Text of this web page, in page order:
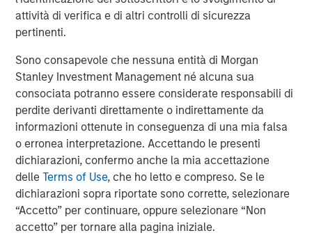
attività di verifica e di altri controlli di sicurezza
pertinenti.
Sono consapevole che nessuna entità di Morgan
Stanley Investment Management né alcuna sua
consociata potranno essere considerate responsabili di
perdite derivanti direttamente o indirettamente da
informazioni ottenute in conseguenza di una mia falsa
o erronea interpretazione. Accettando le presenti
dichiarazioni, confermo anche la mia accettazione
delleTerms of Use, che ho letto e compreso. Se le
dichiarazioni sopra riportate sono corrette, selezionare
“Accetto” per continuare, oppure selezionare “Non
accetto” per tornare alla pagina iniziale.
corporations in the United Kingdom.
About Morgan Stanley Global Private Equity
Morgan Stanley Global Private Equity is a leading middle-
market private equity platform that has invested capital in
a broad spectrum of industries for over two decades.
Global Private Equity focuses on privately negotiated
equity and equity-related investments primarily in North
America, as well as Europe and other regions. Combining
the talents of seasoned investment professionals and
experienced operating partners, the team creates value
in portfolio companies primarily through operational